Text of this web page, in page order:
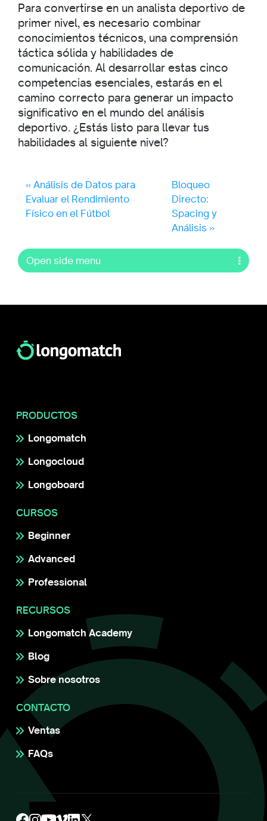
Para convertirse en un analista deportivo de
primer nivel, es necesario combinar
conocimientos técnicos, una comprensión
táctica sólida y habilidades de
comunicación. Al desarrollar estas cinco
competencias esenciales, estarás en el
camino correcto para generar un impacto
significativo en el mundo del análisis
deportivo. ¿Estás listo para llevar tus
habilidades al siguiente nivel?
Análisis de Datos para
Evaluar el Rendimiento
Físico en el Fútbol
Bloqueo
Directo:
Spacing y
Análisis
Open side menu
PRODUCTOS
Longomatch
Longocloud
Longoboard
CURSOS
Beginner
Advanced
Professional
RECURSOS
Longomatch Academy
Blog
Sobre nosotros
CONTACTO
Ventas
FAQs